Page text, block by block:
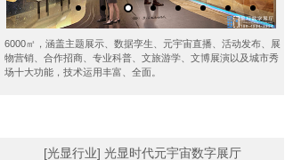
6000㎡，涵盖主题展示、数据孪生、元宇宙直播、活动发布、展
物营销、合作招商、专业科普、文旅游学、文博展演以及城市秀
场十大功能，技术运用丰富、全面。
[光显行业] 光显时代元宇宙数字展厅